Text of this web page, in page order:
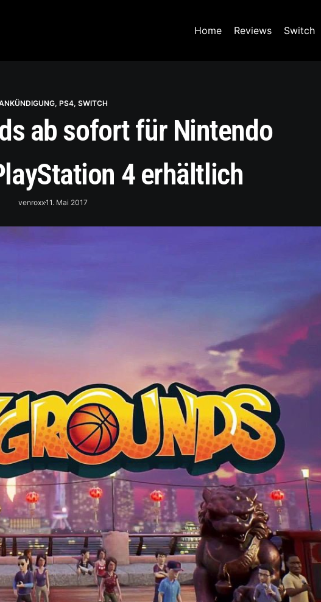
Home Reviews Switch
, PS4, SWITCH
ab sofort für Nintendo
4 erhältlich
venroxx11. Mai 2017